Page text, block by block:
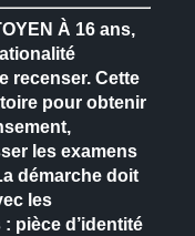
À 16 ans,
recenser. Cette
pour obtenir
les examens
démarche doit
les
pièce d’identité